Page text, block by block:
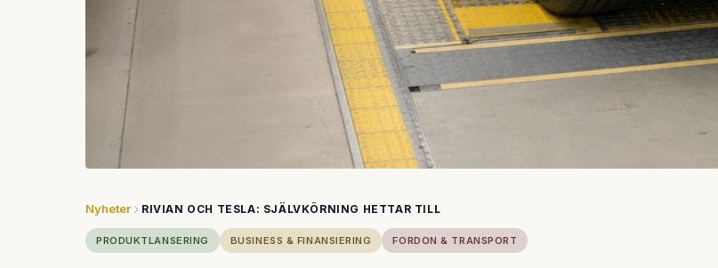
Nyheter RIVIAN OCH TESLA: SJÄLVKÖRNING HETTAR TILL
PRODUKTLANSERING BUSINESS & FINANSIERING FORDON & TRANSPORT